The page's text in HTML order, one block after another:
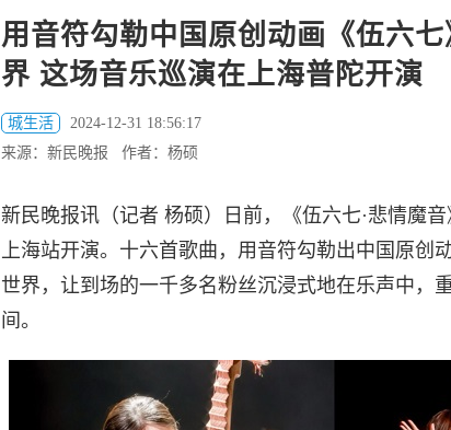
用音符勾勒中国原创动画《伍六
界 这场音乐巡演在上海普陀开演
城生活
2024-12-31 18:56:17
来源：新民晚报 作者：杨硕
新民晚报讯（记者 杨硕）日前，《伍六七·悲情魔
上海站开演。十六首歌曲，用音符勾勒出中国原创
世界，让到场的一千多名粉丝沉浸式地在乐声中，
间。